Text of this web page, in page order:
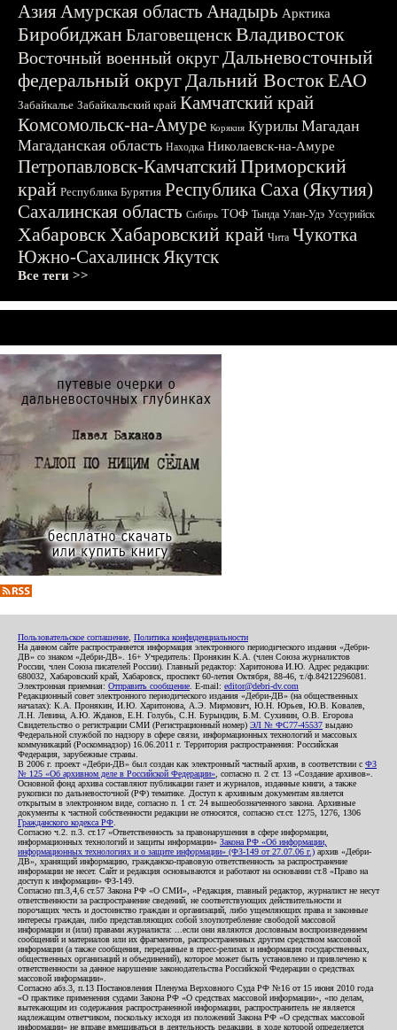
АзияАмурская область Анадырь Арктика
БиробиджанБлаговещенскВладивосток
Восточный военный округДальневосточный
федеральный округДальний ВостокЕАО
Забайкалье Забайкальский край Камчатский край
Комсомольск-на-Амуре Корякия Курилы Магадан
Магаданская область Находка Николаевск-на-Амуре
Петропавловск-КамчатскийПриморский
край Республика Бурятия Республика Саха (Якутия)
Сахалинская область Сибирь ТОФ Тында Улан-Удэ Уссурийск
ХабаровскХабаровский край Чита Чукотка
Южно-СахалинскЯкутск
Все теги >>
Пользовательское соглашение Политика конфиденциальности
На данном сайте распространяется информация электронного периодического издания «Дебри-
ДВ» со знаком «Дебри-ДВ». 16+ Учредитель: Пронякин К.А. (член Союза журналистов
России, член Союза писателей России). Главный редактор: Харитонова И.Ю. Адрес редакции:
680032, Хабаровский край, Хабаровск, проспект 60-летия Октября, 88-46, т./ф.84212296081.
Электронная приемная: Отправить сообщение . E-mail: editor@debri-dv.com
Редакционный совет электронного периодического издания «Дебри-ДВ» (на общественных
началах): К.А. Пронякин, И.Ю. Харитонова, А.Э. Мирмович, Ю.Н. Юрьев, Ю.В. Ковалев,
Л.Н. Левина, А.Ю. Жданов, Е.Н. Голубь, С.Н. Бурындин, Б.М. Сухинин, О.В. Егорова
Свидетельство о регистрации СМИ (Регистрационный номер) ЭЛ № ФС77-45537 выдано
Федеральной службой по надзору в сфере связи, информационных технологий и массовых
коммуникаций (Роскомнадзор) 16.06.2011 г. Территория распространения: Российская
Федерация, зарубежные страны.
В 2006 г. проект «Дебри-ДВ» был создан как электронный частный архив, в соответствии с ФЗ
№ 125 «Об архивном деле в Российской Федерации» , согласно п. 2 ст. 13 «Создание архивов».
Основной фонд архива составляют публикации газет и журналов, изданные книги, а также
рукописи по дальневосточной (РФ) тематике. Доступ к архивным документам является
открытым в электронном виде, согласно п. 1 ст. 24 вышеобозначенного закона. Архивные
документы к частной собственности редакции не относятся, согласно ст.ст. 1275, 1276, 1306
Гражданского кодекса РФ
Согласно ч.2. п.3. ст.17 «Ответственность за правонарушения в сфере информации,
информационных технологий и защиты информации» Закона РФ «Об информации,
информационных технологиях и о защите информации» (ФЗ-149 от 27.07.06 г.) архив «Дебри-
ДВ», хранящий информацию, гражданско-правовую ответственность за распространение
информации не несет. Сайт и редакция основываются и работают на основании ст.8 «Право на
доступ к информации» ФЗ-149.
Согласно пп.3,4,6 ст.57 Закона РФ «О СМИ», «Редакция, главный редактор, журналист не несут
ответственности за распространение сведений, не соответствующих действительности и
порочащих честь и достоинство граждан и организаций, либо ущемляющих права и законные
интересы граждан, либо представляющих собой злоупотребление свободой массовой
информации и (или) правами журналиста: ...если они являются дословным воспроизведением
сообщений и материалов или их фрагментов, распространенных другим средством массовой
информации (а также сообщения, переданные в пресс-релизах и информация государственных,
общественных организаций и объединений), которое может быть установлено и привлечено к
ответственности за данное нарушение законодательства Российской Федерации о средствах
массовой информации».
Согласно абз.3, п.13 Постановления Пленума Верховного Суда РФ №16 от 15 июня 2010 года
«О практике применения судами Закона РФ «О средствах массовой информации», «по делам,
вытекающим из содержания распространенной информации, распространитель не является
надлежащим ответчиком, поскольку исходя из положений Закона РФ «О средствах массовой
информации» не вправе вмешиваться в деятельность редакции, в ходе которой определяется